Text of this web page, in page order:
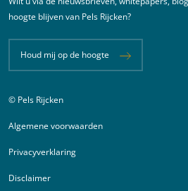
hoogte blijven van Pels Rijcken?
Houd mij op de hoogte
Juridische informatie
© Pels Rijcken
Algemene voorwaarden
Privacyverklaring
Disclaimer